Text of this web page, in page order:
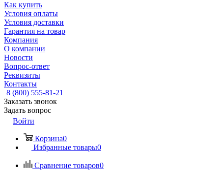
Как купить
Условия оплаты
Условия доставки
Гарантия на товар
Компания
О компании
Новости
Вопрос-ответ
Реквизиты
Контакты
8 (800) 555-81-21
Заказать звонок
Задать вопрос
Войти
Корзина0
Избранные товары0
Сравнение товаров0